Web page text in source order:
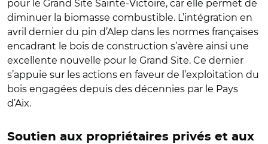
pour le Grand Site Sainte-Victoire, car elle permet de
diminuer la biomasse combustible. L’intégration en
avril dernier du pin d’Alep dans les normes françaises
encadrant le bois de construction s’avère ainsi une
excellente nouvelle pour le Grand Site. Ce dernier
s’appuie sur les actions en faveur de l’exploitation du
bois engagées depuis des décennies par le Pays
d’Aix.
Soutien aux propriétaires privés et aux